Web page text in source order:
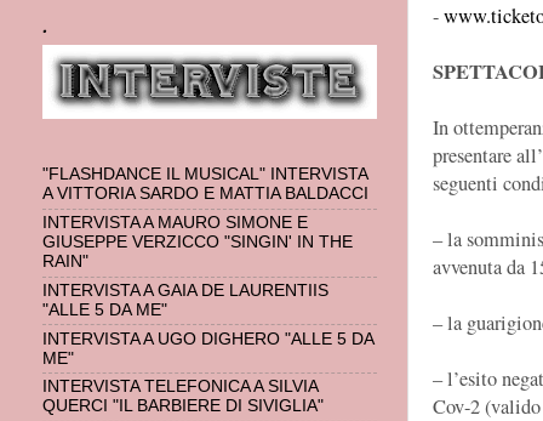
-
In
presentare
seguenti
– la
avvenuta da
– la
– l’esito
Cov-2 (valido
.
"FLASHDANCE IL MUSICAL" INTERVISTA
A VITTORIA SARDO E MATTIA BALDACCI
INTERVISTA A MAURO SIMONE E
GIUSEPPE VERZICCO "SINGIN' IN THE
RAIN"
INTERVISTA A GAIA DE LAURENTIIS
"ALLE 5 DA ME"
INTERVISTA A UGO DIGHERO "ALLE 5 DA
ME"
INTERVISTA TELEFONICA A SILVIA
QUERCI "IL BARBIERE DI SIVIGLIA"